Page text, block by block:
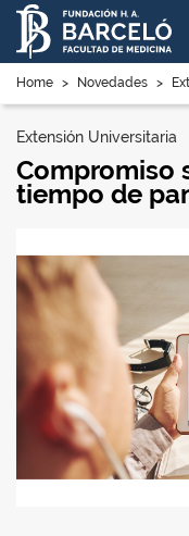
Home > Novedades >
Extensión Universitaria
Compromiso
tiempo de